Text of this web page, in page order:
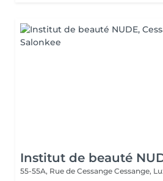
Institut de beauté
55-55A, Rue de Cessange Cessange,